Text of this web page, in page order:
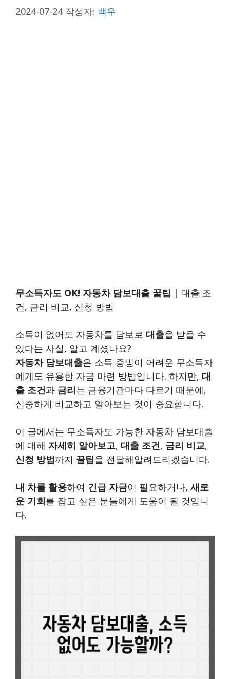
2024-07-24 작성자: 백우
무소득자도 OK! 자동차 담보대출 꿀팁 | 대출 조
건, 금리 비교, 신청 방법
소득이 없어도 자동차를 담보로 대출을 받을 수
있다는 사실, 알고 계셨나요?
자동차 담보대출은 소득 증빙이 어려운 무소득자
에게도 유용한 자금 마련 방법입니다. 하지만, 대
출 조건과 금리는 금융기관마다 다르기 때문에,
신중하게 비교하고 알아보는 것이 중요합니다.
이 글에서는 무소득자도 가능한 자동차 담보대출
에 대해 자세히 알아보고, 대출 조건, 금리 비교,
신청 방법까지 꿀팁을 전달해알려드리겠습니다.
내 차를 활용하여 긴급 자금이 필요하거나, 새로
운 기회를 잡고 싶은 분들에게 도움이 될 것입니
다.